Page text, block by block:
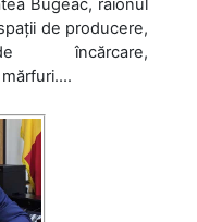
Bugeac, raionul
de producere,
încărcare,